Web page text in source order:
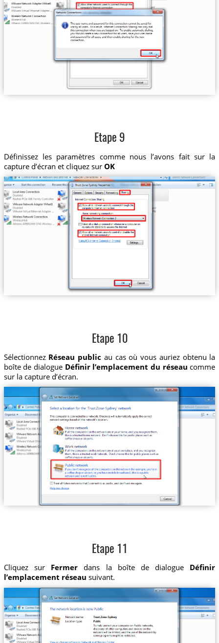
Etape 9
Définissez les paramètres comme nous l’avons fait sur la
capture d’écran et cliquez sur OK
Etape 10
Sélectionnez Réseau public au cas où vous auriez obtenu la
boîte de dialogue Définir l’emplacement du réseau comme
sur la capture d’écran.
Etape 11
Cliquez sur Fermer dans la boîte de dialogue Définir
l’emplacement réseau suivant.